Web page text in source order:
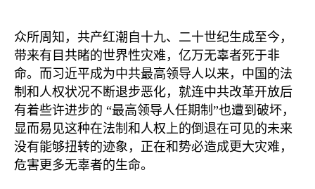
众所周知，共产红潮自十九、二十世纪生成至今，
带来有目共睹的世界性灾难，亿万无辜者死于非
命。而习近平成为中共最高领导人以来，中国的法
制和人权状况不断退步恶化，就连中共改革开放后
有着些许进步的 “最高领导人任期制 ”也遭到破坏，
显而易见这种在法制和人权上的倒退在可见的未来
没有能够扭转的迹象，正在和势必造成更大灾难，
危害更多无辜者的生命。